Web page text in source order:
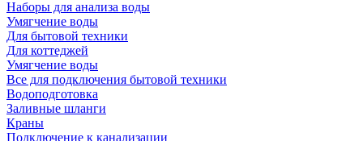
Наборы для анализа воды
Умягчение воды
Для бытовой техники
Для коттеджей
Умягчение воды
Все для подключения бытовой техники
Водоподготовка
Заливные шланги
Краны
Подключение к канализации